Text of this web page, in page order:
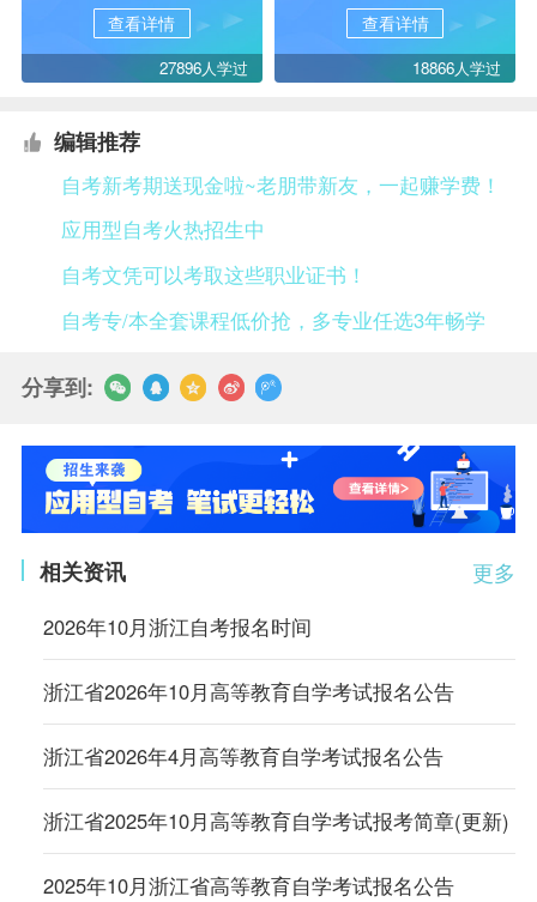
查看详情
27896人学过
查看详情
18866人学过
编辑推荐
自考新考期送现金啦~老朋带新友，一起赚学费！
应用型自考火热招生中
自考文凭可以考取这些职业证书！
自考专/本全套课程低价抢，多专业任选3年畅学
分享到:
更多
相关资讯
2026年10月浙江自考报名时间
浙江省2026年10月高等教育自学考试报名公告
浙江省2026年4月高等教育自学考试报名公告
浙江省2025年10月高等教育自学考试报考简章(更新)
2025年10月浙江省高等教育自学考试报名公告